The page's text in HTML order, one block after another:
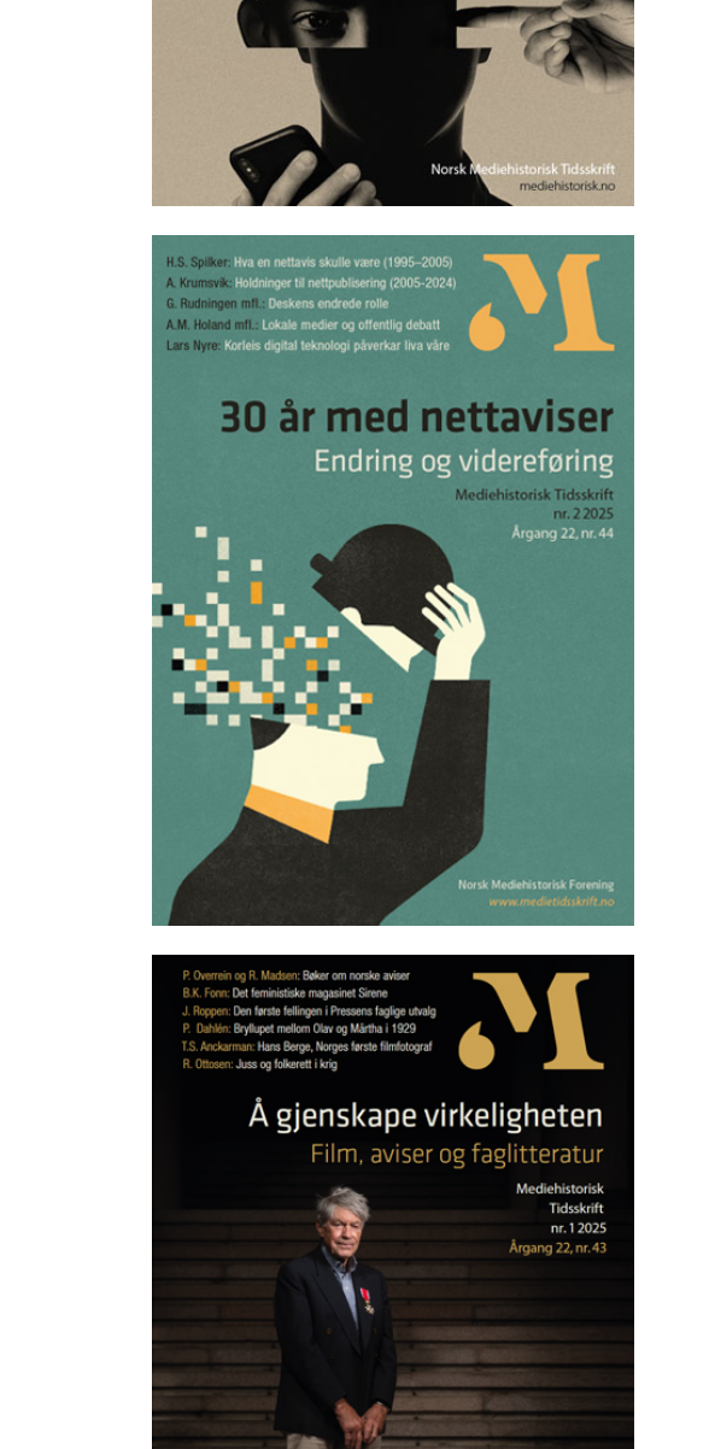
Mediehistorisk Tidsskrift nr. 1 2026
Les utgaven
Mediehistorisk Tidsskrift nr. 2 2025
Les utgaven